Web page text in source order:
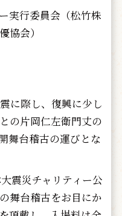
実行委員会（松竹株
協会）
に際し、復興に少し
の片岡仁左衛門丈の
舞台稽古の運びとな
震災チャリティー公
舞台稽古をお目にか